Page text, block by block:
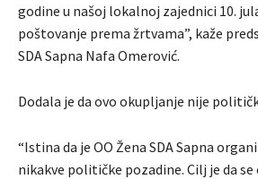
godine u našoj lokalnoj zajednici 10.
poštovanje prema žrtvama”, kaže
SDA Sapna Nafa Omerović.
Dodala je da ovo okupljanje nije
“Istina da je OO Žena SDA Sapna
nikakve političke pozadine. Cilj je da